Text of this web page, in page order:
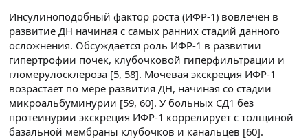
Инсулиноподобный фактор роста (ИФР-1) вовлечен в
развитие ДН начиная с самых ранних стадий данного
осложнения. Обсуждается роль ИФР-1 в развитии
гипертрофии почек, клубочковой гиперфильтрации и
гломерулосклероза [5, 58]. Мочевая экскреция ИФР-1
возрастает по мере развития ДН, начиная со стадии
микроальбуминурии [59, 60]. У больных СД1 без
протеинурии экскреция ИФР-1 коррелирует с толщиной
базальной мембраны клубочков и канальцев [60].